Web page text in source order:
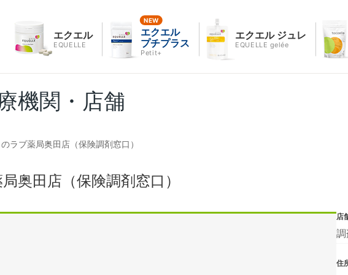
エクエル
EQUELLE
エクエル
プチプラス
Petit+
エクエル ジュレ
EQUELLE gelée
機関・店舗
ラブ薬局奥田店（保険調剤窓口）
奥田店（保険調剤窓口）
店
住